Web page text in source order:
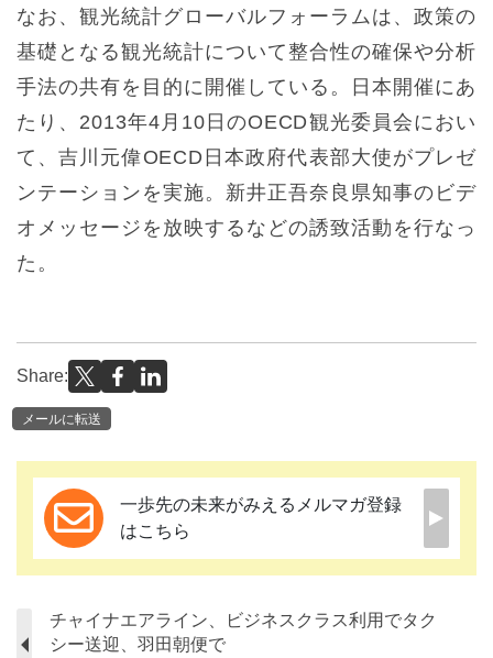
なお、観光統計グローバルフォーラムは、政策の
基礎となる観光統計について整合性の確保や分析
手法の共有を目的に開催している。日本開催にあ
たり、2013年4月10日のOECD観光委員会におい
て、吉川元偉OECD日本政府代表部大使がプレゼ
ンテーションを実施。新井正吾奈良県知事のビデ
オメッセージを放映するなどの誘致活動を行なっ
た。
Share:
メールに転送
一歩先の未来がみえるメルマガ登録
はこちら
チャイナエアライン、ビジネスクラス利用でタク
シー送迎、羽田朝便で